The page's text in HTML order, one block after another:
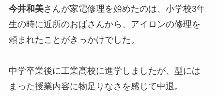
今井和美さんが家電修理を始めたのは、小学校3年
生の時に近所のおばさんから、アイロンの修理を
頼まれたことがきっかけでした。
中学卒業後に工業高校に進学しましたが、型には
まった授業内容に物足りなさを感じて中退。